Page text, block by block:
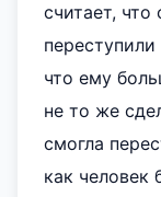
считает,
что ему
не то же
смогла
как человек